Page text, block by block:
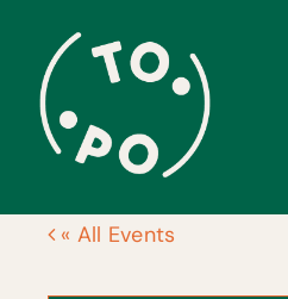
content
« All Events